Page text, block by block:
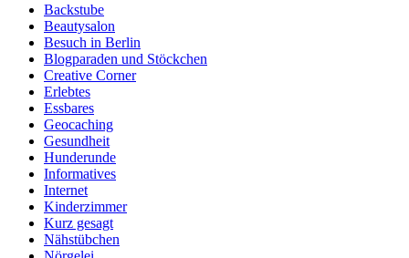
Backstube
Beautysalon
Besuch in Berlin
Blogparaden und Stöckchen
Creative Corner
Erlebtes
Essbares
Geocaching
Gesundheit
Hunderunde
Informatives
Internet
Kinderzimmer
Kurz gesagt
Nähstübchen